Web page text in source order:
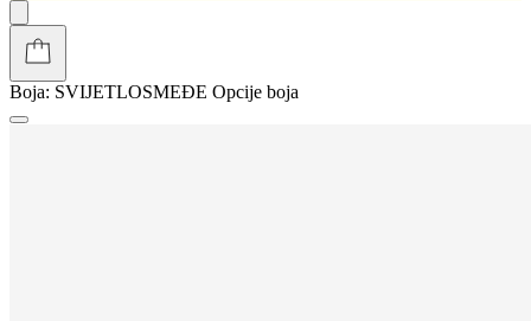
Boja: SVIJETLOSMEĐE Opcije boja